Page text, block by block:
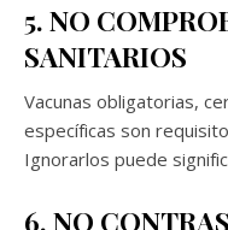
5. NO
SANITARIOS
Vacunas obligatorias,
específicas son
Ignorarlos puede
6. NO